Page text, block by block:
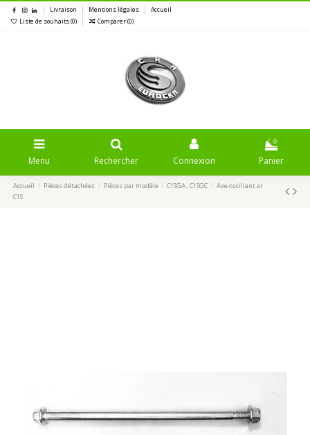
Livraison Mentions légales
Accueil
Liste de souhaits (0) Comparer (0)
Menu Rechercher Connexion
0
Panier
Accueil Pièces détachées Pièces par modèle C1SGA , C1SGC
Axe oscillant ar
C1S